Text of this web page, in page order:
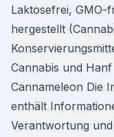
Laktosefrei, GMO-
hergestellt
Cannabis und Hanf
Cannameleon Die
enthält
Verantwortung